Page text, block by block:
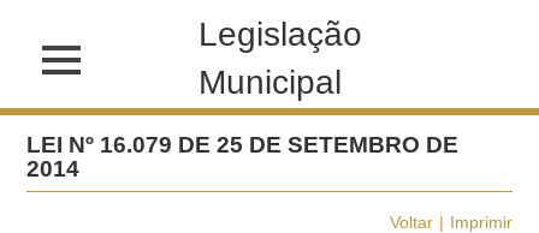
Legislação
Municipal
LEI Nº 16.079 DE 25 DE SETEMBRO DE
2014
Voltar Imprimir